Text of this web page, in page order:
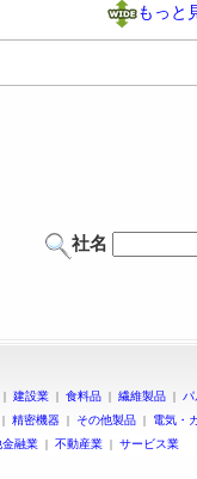
もっと
社名
| 建設業 | 食料品 | 繊維製品 |
| 精密機器 | その他製品 | 電気・
金融業 | 不動産業 | サービス業